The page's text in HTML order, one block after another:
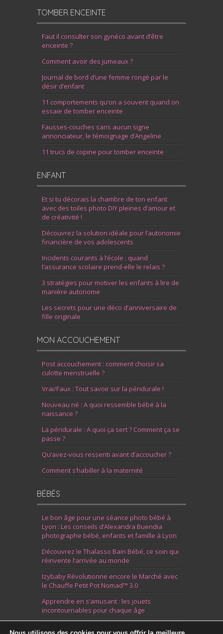
TOMBER ENCEINTE
Faut il consulter son gynéco avant d’être
enceinte ?
Comment avoir des jumeaux ?
Journal de bord d’une femme rongé par le
désir d’enfant
11 comportements qu’on a souvent quand on
essaie de tomber enceinte
Fausses-couches sans aucun signe
annonciateur, le témoignage d’Angeline
11 trucs de copine pour tomber enceinte
ENFANT
Et si tu décorais la chambre de ton enfant
avec des toiles photo DIY pleines d’amour et
de créativité !
Découvrez la solution idéale pour l’autonomie
financière de vos adolescents
Incidents courants à l’école : quand
l’assurance scolaire prend-elle le relais ?
3 stratégies pour motiver les enfants à lire de
manière autonome
Les secrets pour une déco d’anniversaire de
fille originale
MON ACCOUCHEMENT
Post accouchement : comment choisir sa
culotte menstruelle ?
Vrai/Faux : Tout savoir sur la péridurale !
Nouveau né : A quoi ressemble bébé à la
naissance ?
La péridurale : A quoi ça sert ? Comment ça se
passe ?
Qu’avez-vous ressenti avant d’accoucher ?
Comment s’habiller à la maternité
BÉBÉS
Le bon âge pour une séance photo bébé à
Lyon : Les conseils d’Alexandra Buendia
photographe bébé, enfants et famille à Lyon
Découvrez le Thalasso Bain Bébé, ce soin qui
réinvente l’arrivée au monde
Izybaby Révolutionne encore le Marché avec
le Chauffe Petit Pot Nomad™ 3.0
Apprendre en s’amusant : les jouets
incontournables pour chaque âge